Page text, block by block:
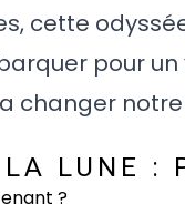
cette
pour
changer
LUNE :